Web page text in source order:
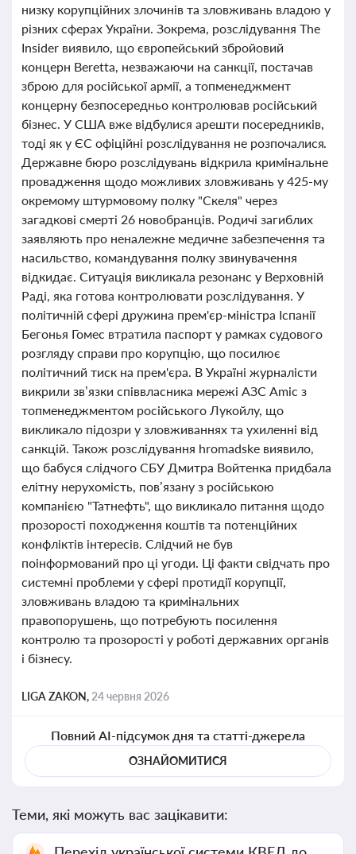
низку корупційних злочинів та зловживань владою у
різних сферах України. Зокрема, розслідування The
Insider виявило, що європейський збройовий
концерн Beretta, незважаючи на санкції, постачав
зброю для російської армії, а топменеджмент
концерну безпосередньо контролював російський
бізнес. У США вже відбулися арешти посередників,
тоді як у ЄС офіційні розслідування не розпочалися.
Державне бюро розслідувань відкрила кримінальне
провадження щодо можливих зловживань у 425-му
окремому штурмовому полку "Скеля" через
загадкові смерті 26 новобранців. Родичі загиблих
заявляють про неналежне медичне забезпечення та
насильство, командування полку звинувачення
відкидає. Ситуація викликала резонанс у Верховній
Раді, яка готова контролювати розслідування. У
політичній сфері дружина прем'єр-міністра Іспанії
Бегонья Гомес втратила паспорт у рамках судового
розгляду справи про корупцію, що посилює
політичний тиск на прем'єра. В Україні журналісти
викрили зв’язки співвласника мережі АЗС Amic з
топменеджментом російського Лукойлу, що
викликало підозри у зловживаннях та ухиленні від
санкцій. Також розслідування hromadske виявило,
що бабуся слідчого СБУ Дмитра Войтенка придбала
елітну нерухомість, пов’язану з російською
компанією "Татнефть", що викликало питання щодо
прозорості походження коштів та потенційних
конфліктів інтересів. Слідчий не був
поінформований про ці угоди. Ці факти свідчать про
системні проблеми у сфері протидії корупції,
зловживань владою та кримінальних
правопорушень, що потребують посилення
контролю та прозорості у роботі державних органів
і бізнесу.
LIGA ZAKON, 24 червня 2026
Повний AI-підсумок дня та статті-джерела
ОЗНАЙОМИТИСЯ
Теми, які можуть вас зацікавити: